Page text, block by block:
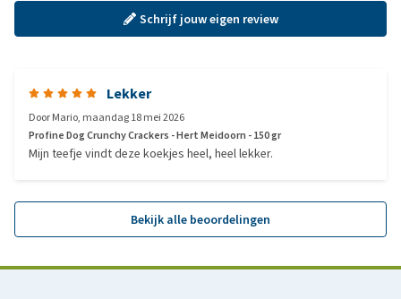
Schrijf jouw eigen review
Lekker
DoorMario, maandag 18 mei 2026
Profine Dog Crunchy Crackers - Hert Meidoorn - 150 gr
Mijn teefje vindt deze koekjes heel, heel lekker.
Bekijk alle beoordelingen